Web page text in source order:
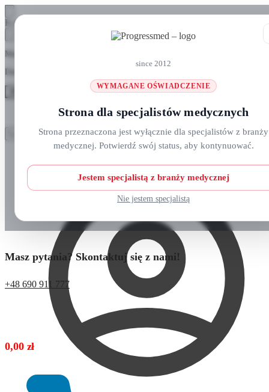
since 2012
WYMAGANE OŚWIADCZENIE
Strona dla specjalistów medycznych
Strona przeznaczona jest wyłącznie dla specjalistów z branży
medycznej. Potwierdź swój status, aby kontynuować.
Jestem specjalistą z branży medycznej
Nie jestem specjalistą
Skip
navigation
Skip
content
Koszyk
Masz pytania? Zadzwoń do nas: +48 690 911 777
Szukaj
Szukaj
O nas
Kursy i wydarzenia
Masz pytania? Skontaktuj się z nami!
+48 690 911 777
0,00 zł